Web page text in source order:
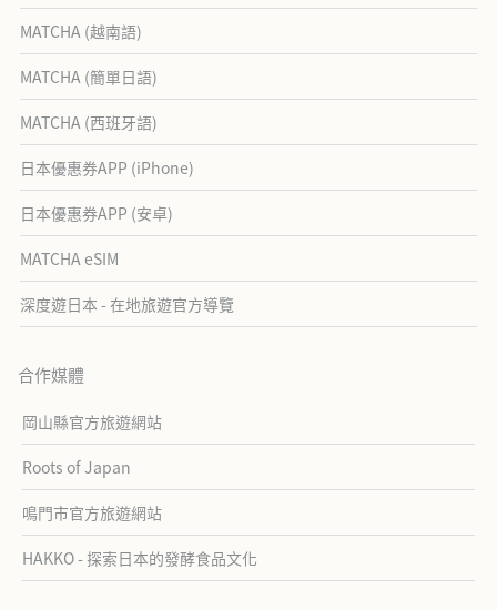
MATCHA (越南語)
MATCHA (簡單日語)
MATCHA (西班牙語)
日本優惠券APP (iPhone)
日本優惠券APP (安卓)
MATCHA eSIM
深度遊日本 - 在地旅遊官方導覽
合作媒體
岡山縣官方旅遊網站
Roots of Japan
鳴門市官方旅遊網站
HAKKO - 探索日本的發酵食品文化